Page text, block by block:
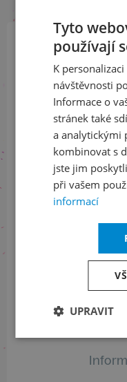
Přihlaste se
a buďte
Sledujte
Tyto
používají
K
návštěvnosti
Informace o
stránek také
a analytickými
kombinovat s
jste jim
při vašem
informací
UPRAVIT